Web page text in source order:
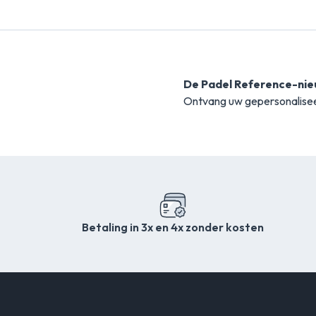
De Padel Reference-
Ontvang uw
Betaling in 3x en 4x zonder kosten